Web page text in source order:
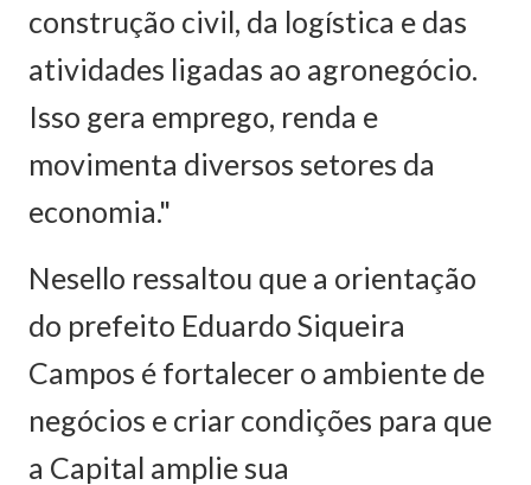
construção civil, da logística e das
atividades ligadas ao agronegócio.
Isso gera emprego, renda e
movimenta diversos setores da
economia."
Nesello ressaltou que a orientação
do prefeito Eduardo Siqueira
Campos é fortalecer o ambiente de
negócios e criar condições para que
a Capital amplie sua